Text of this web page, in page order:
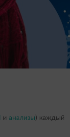
и анализы) каждый